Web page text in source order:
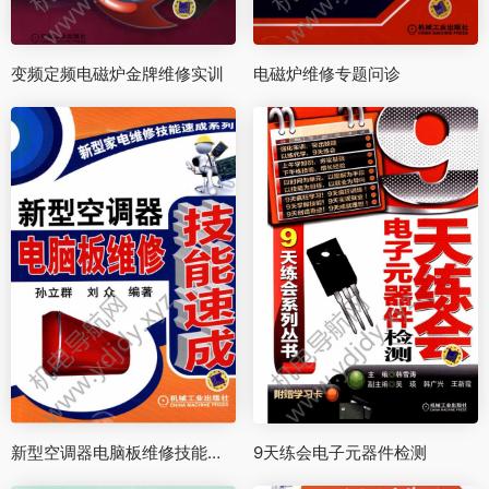
变频定频电磁炉金牌维修实训 电磁炉维修专题问诊
新型空调器电脑板维修技能速成 9天练会电子元器件检测